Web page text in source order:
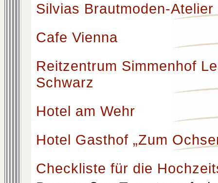
Silvias Brautmoden-Atelier
Cafe Vienna
Reitzentrum Simmenhof
Schwarz
Hotel am Wehr
Hotel Gasthof „Zum
Checkliste für die